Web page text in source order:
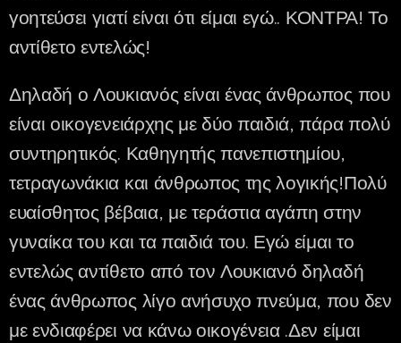
γοητεύσει γιατί είναι ότι είμαι εγώ.. ΚΟΝΤΡΑ! Το
αντίθετο εντελώς!
Δηλαδή ο Λουκιανός είναι ένας άνθρωπος που
είναι οικογενειάρχης με δύο παιδιά, πάρα πολύ
συντηρητικός. Καθηγητής πανεπιστημίου,
τετραγωνάκια και άνθρωπος της λογικής!Πολύ
ευαίσθητος βέβαια, με τεράστια αγάπη στην
γυναίκα του και τα παιδιά του. Εγώ είμαι το
εντελώς αντίθετο από τον Λουκιανό δηλαδή
ένας άνθρωπος λίγο ανήσυχο πνεύμα, που δεν
με ενδιαφέρει να κάνω οικογένεια .Δεν είμαι